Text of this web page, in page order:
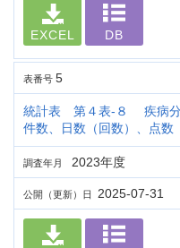
EXCEL DB
表番号 5
統計表 第４表-８ 疾病分
件数、日数（回数）、点
調査年月 2023年度
公開（更新）日 2025-07-31